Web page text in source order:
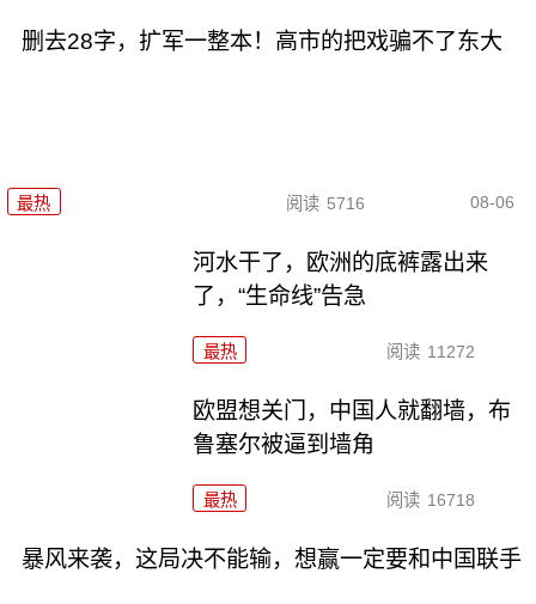
删去28字，扩军一整本！高市的把戏骗不了东大
最热 阅读 5716 08-06
河水干了，欧洲的底裤露出来
了，“生命线”告急
最热 阅读 11272
欧盟想关门，中国人就翻墙，布
鲁塞尔被逼到墙角
最热 阅读 16718
暴风来袭，这局决不能输，想赢一定要和中国联手